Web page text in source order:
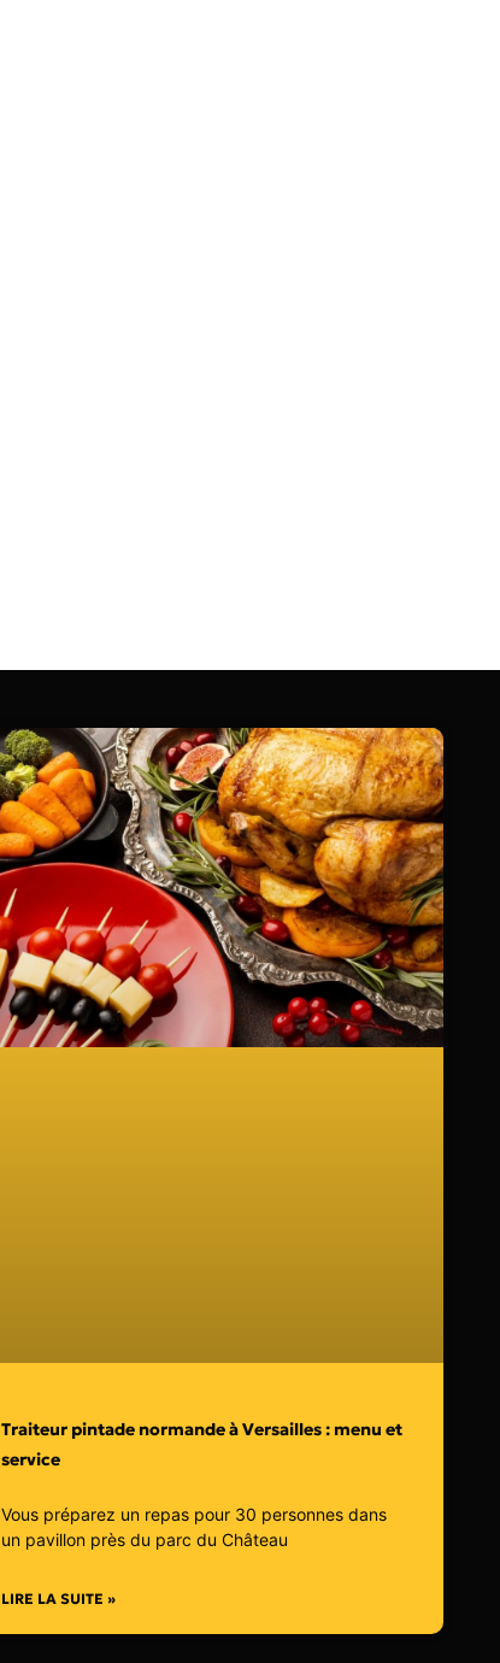
Traiteur pintade normande à Versailles : menu et
service
Vous préparez un repas pour 30 personnes dans
un pavillon près du parc du Château
LIRE LA SUITE »